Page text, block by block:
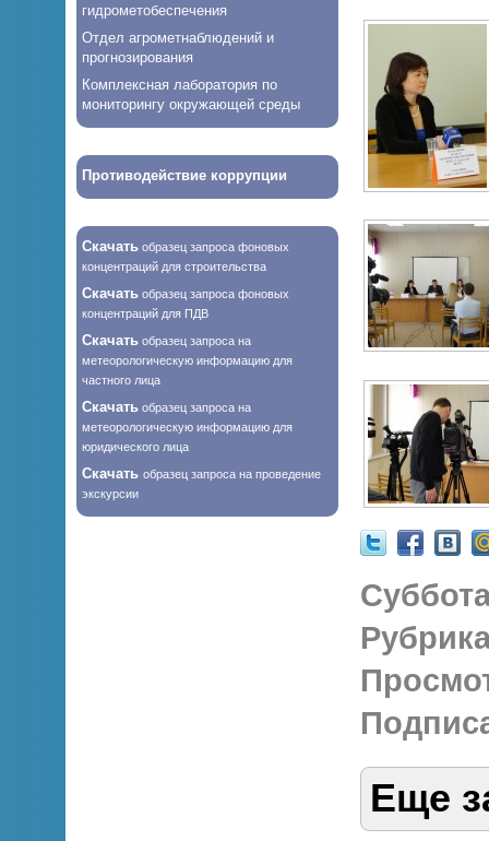
гидрометобеспечения
Отдел агрометнаблюдений и
прогнозирования
Комплексная лаборатория по
мониторингу окружающей среды
Противодействие коррупции
Скачать образец запроса фоновых
концентраций для строительства
Скачать образец запроса фоновых
концентраций для ПДВ
Скачать образец запроса на
метеорологическую информацию для
частного лица
Скачать образец запроса на
метеорологическую информацию для
юридического лица
Скачать образец запроса на проведение
экскурсии
Еще